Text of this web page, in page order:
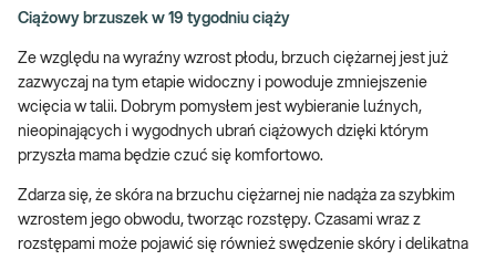
Ciążowy brzuszek w 19 tygodniu ciąży
Ze względu na wyraźny wzrost płodu, brzuch ciężarnej jest już
zazwyczaj na tym etapie widoczny i powoduje zmniejszenie
wcięcia w talii. Dobrym pomysłem jest wybieranie luźnych,
nieopinających i wygodnych ubrań ciążowych dzięki którym
przyszła mama będzie czuć się komfortowo.
Zdarza się, że skóra na brzuchu ciężarnej nie nadąża za szybkim
wzrostem jego obwodu, tworząc rozstępy. Czasami wraz z
rozstępami może pojawić się również swędzenie skóry i delikatna